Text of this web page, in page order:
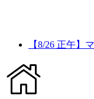
【8/26 正午】